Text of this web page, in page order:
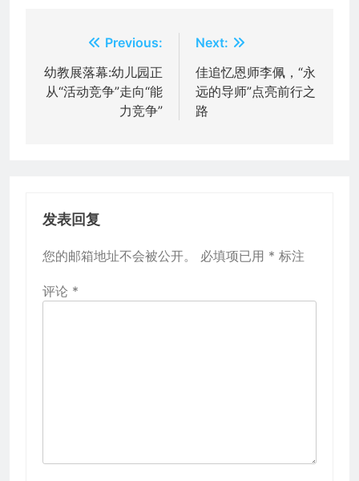
章
导
Previous:
幼教展落幕:幼儿园正
从“活动竞争”走向“能
力竞争”
Next:
佳追忆恩师李佩，“永
远的导师”点亮前行之
路
发表回复
您的邮箱地址不会被公开。 必填项已用 * 标注
评论 *